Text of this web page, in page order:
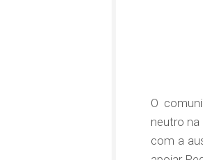
O
neutro
com a